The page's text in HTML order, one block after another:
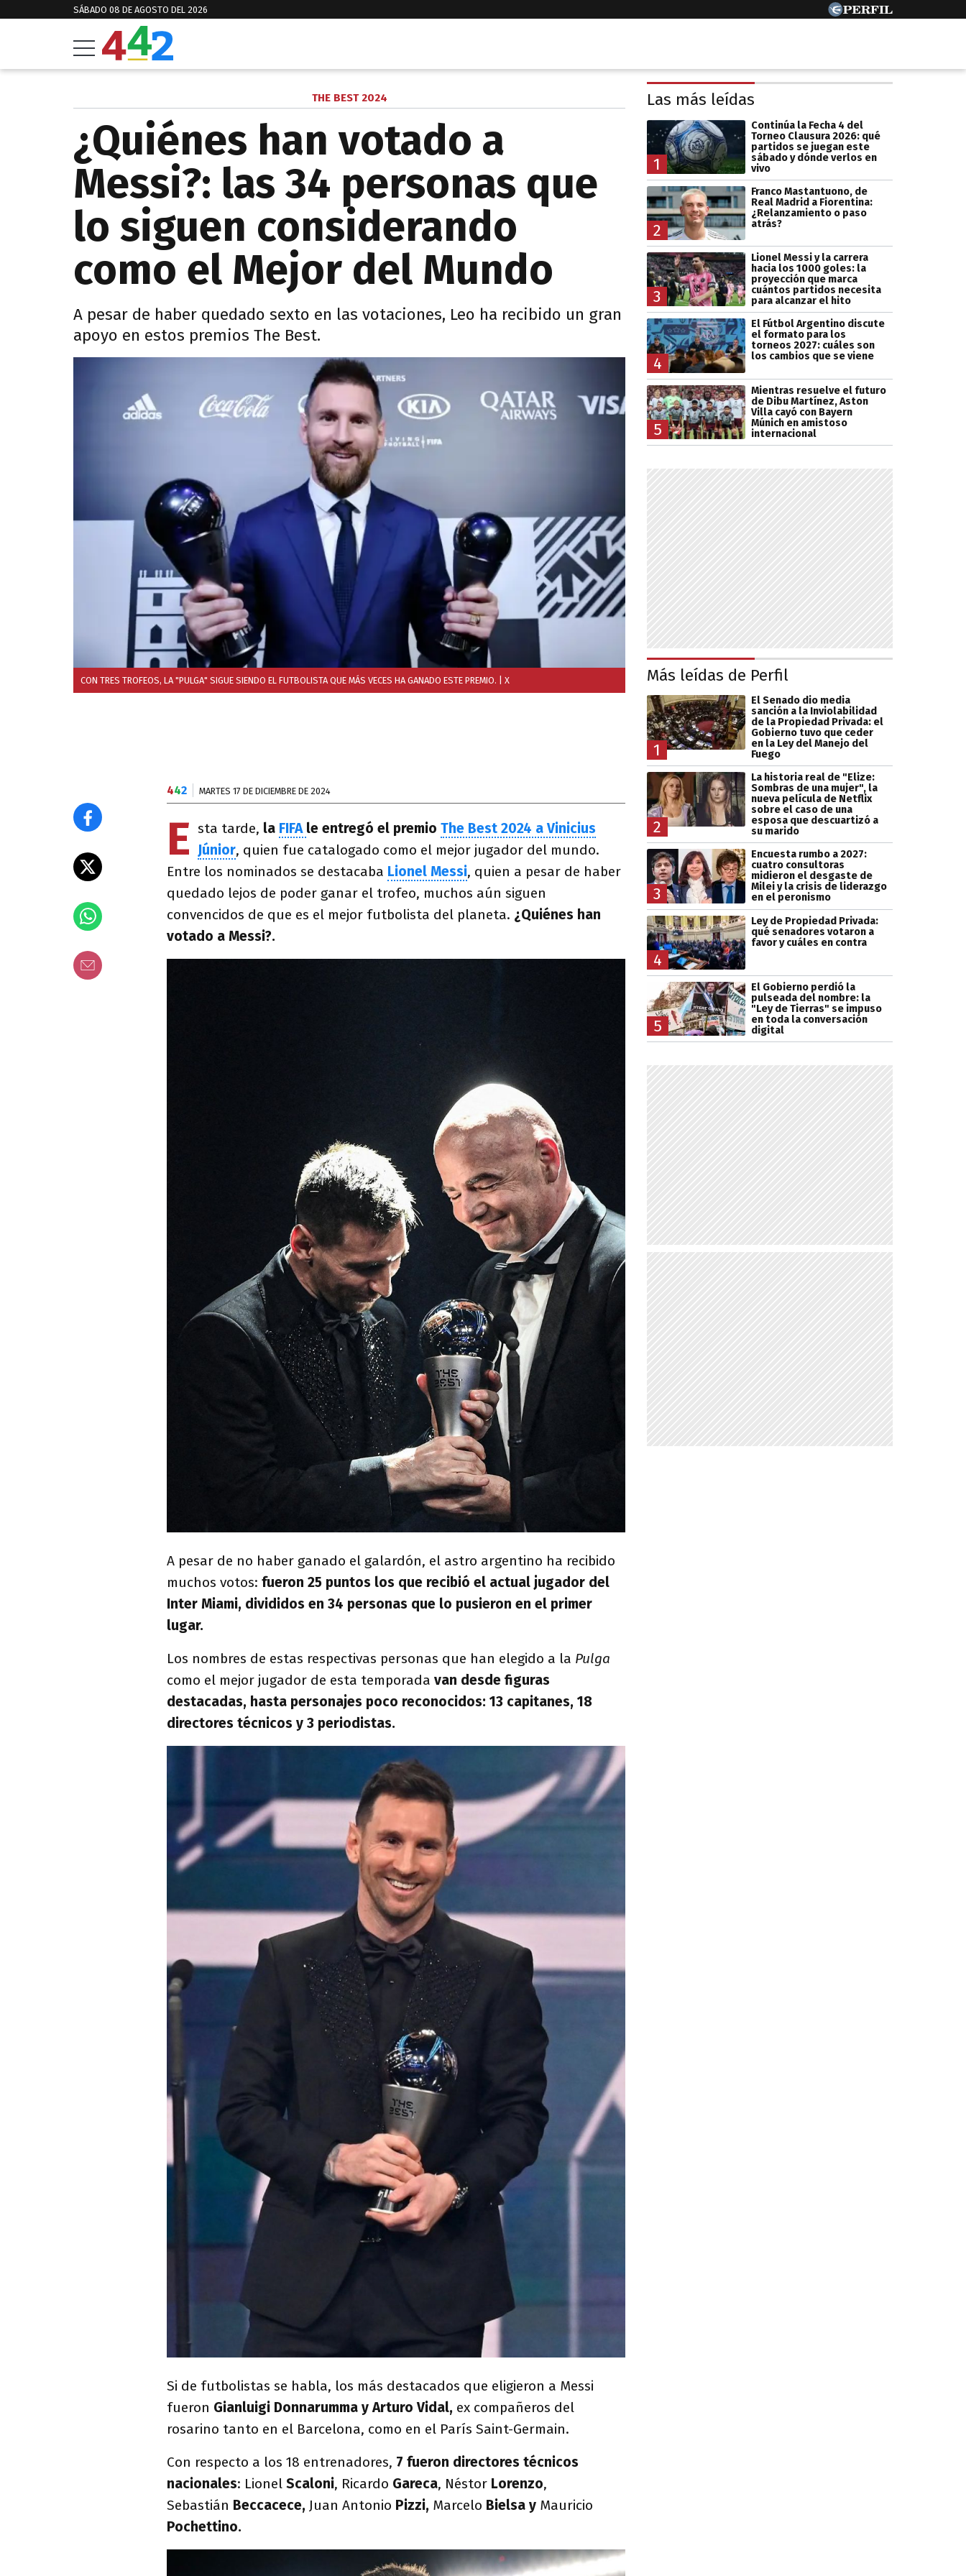
SÁBADO 08 DE AGOSTO DEL 2026
THE BEST 2024
¿Quiénes han votado a
Messi?: las 34 personas que
lo siguen considerando
como el Mejor del Mundo
A pesar de haber quedado sexto en las votaciones, Leo ha recibido un gran
apoyo en estos premios The Best.
CON TRES TROFEOS, LA "PULGA" SIGUE SIENDO EL FUTBOLISTA QUE MÁS VECES HA GANADO ESTE PREMIO. | X
442 MARTES 17 DE DICIEMBRE DE 2024
E sta tarde, la FIFA le entregó el premio The Best 2024 a Vinicius
Júnior, quien fue catalogado como el mejor jugador del mundo.
Entre los nominados se destacaba Lionel Messi, quien a pesar de haber
quedado lejos de poder ganar el trofeo, muchos aún siguen
convencidos de que es el mejor futbolista del planeta. ¿Quiénes han
votado a Messi?.
A pesar de no haber ganado el galardón, el astro argentino ha recibido
muchos votos: fueron 25 puntos los que recibió el actual jugador del
Inter Miami, divididos en 34 personas que lo pusieron en el primer
lugar.
Los nombres de estas respectivas personas que han elegido a la Pulga
como el mejor jugador de esta temporada van desde figuras
destacadas, hasta personajes poco reconocidos: 13 capitanes, 18
directores técnicos y 3 periodistas.
Si de futbolistas se habla, los más destacados que eligieron a Messi
fueron Gianluigi Donnarumma y Arturo Vidal, ex compañeros del
rosarino tanto en el Barcelona, como en el París Saint-Germain.
Con respecto a los 18 entrenadores, 7 fueron directores técnicos
nacionales: Lionel Scaloni, Ricardo Gareca, Néstor Lorenzo,
Sebastián Beccacece, Juan Antonio Pizzi, Marcelo Bielsa y Mauricio
Pochettino.
Las más leídas
1
Continúa la Fecha 4 del
Torneo Clausura 2026: qué
partidos se juegan este
sábado y dónde verlos en
vivo
2
Franco Mastantuono, de
Real Madrid a Fiorentina:
¿Relanzamiento o paso
atrás?
3
Lionel Messi y la carrera
hacia los 1000 goles: la
proyección que marca
cuántos partidos necesita
para alcanzar el hito
4
El Fútbol Argentino discute
el formato para los
torneos 2027: cuáles son
los cambios que se viene
5
Mientras resuelve el futuro
de Dibu Martínez, Aston
Villa cayó con Bayern
Múnich en amistoso
internacional
Más leídas de Perfil
1
El Senado dio media
sanción a la Inviolabilidad
de la Propiedad Privada: el
Gobierno tuvo que ceder
en la Ley del Manejo del
Fuego
2
La historia real de "Elize:
Sombras de una mujer", la
nueva película de Netflix
sobre el caso de una
esposa que descuartizó a
su marido
3
Encuesta rumbo a 2027:
cuatro consultoras
midieron el desgaste de
Milei y la crisis de liderazgo
en el peronismo
4
Ley de Propiedad Privada:
qué senadores votaron a
favor y cuáles en contra
5
El Gobierno perdió la
pulseada del nombre: la
"Ley de Tierras" se impuso
en toda la conversación
digital